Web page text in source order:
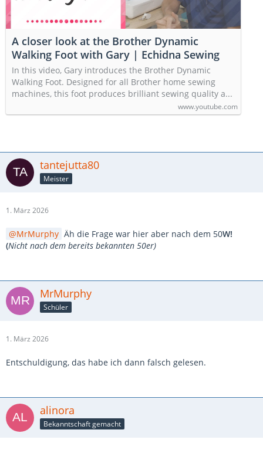
A closer look at the Brother Dynamic
Walking Foot with Gary | Echidna Sewing
In this video, Gary introduces the Brother Dynamic
Walking Foot. Designed for all Brother home sewing
machines, this foot produces brilliant sewing quality a...
www.youtube.com
tantejutta80
Meister
1. März 2026
MrMurphy Äh die Frage war hier aber nach dem 50W!
(Nicht nach dem bereits bekannten 50er)
MrMurphy
Schüler
1. März 2026
Entschuldigung, das habe ich dann falsch gelesen.
alinora
Bekanntschaft gemacht